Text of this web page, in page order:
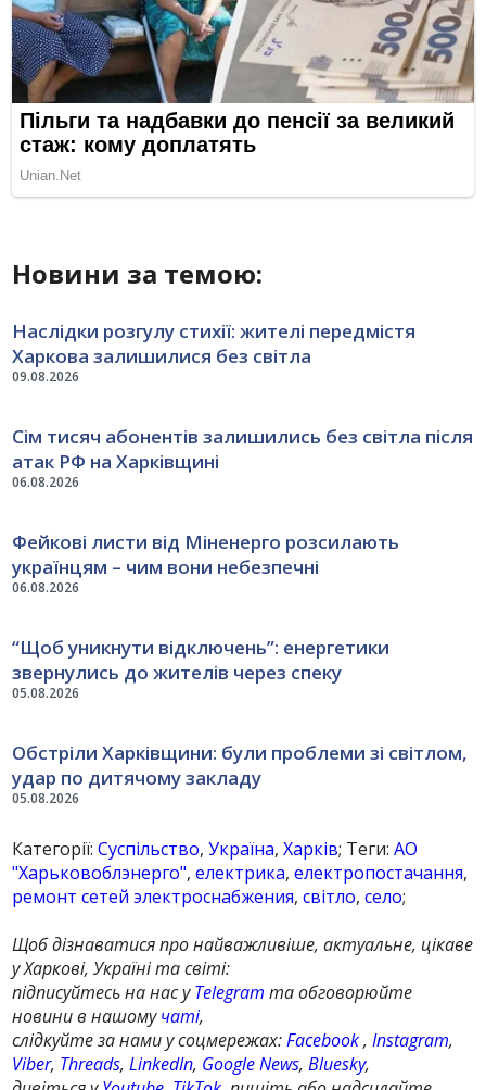
Новини за темою:
09.08.2026
Наслідки розгулу стихії: жителі передмістя
Харкова залишилися без світла
06.08.2026
Сім тисяч абонентів залишились без світла після
атак РФ на Харківщині
06.08.2026
Фейкові листи від Міненерго розсилають
українцям – чим вони небезпечні
05.08.2026
“Щоб уникнути відключень”: енергетики
звернулись до жителів через спеку
05.08.2026
Обстріли Харківщини: були проблеми зі світлом,
удар по дитячому закладу
Категорії:Суспільство,Україна,Харків; Теги:АО
"Харьковоблэнерго",електрика,електропостачання,
ремонт сетей электроснабжения,світло,село;
Щоб дізнаватися про найважливіше, актуальне, цікаве
у Харкові, Україні та світі:
підписуйтесь на нас уTelegram та обговорюйте
новини в нашомучаті,
слідкуйте за нами у соцмережах:Facebook,Instagram,
Viber, Threads,LinkedIn, Google News,Bluesky,